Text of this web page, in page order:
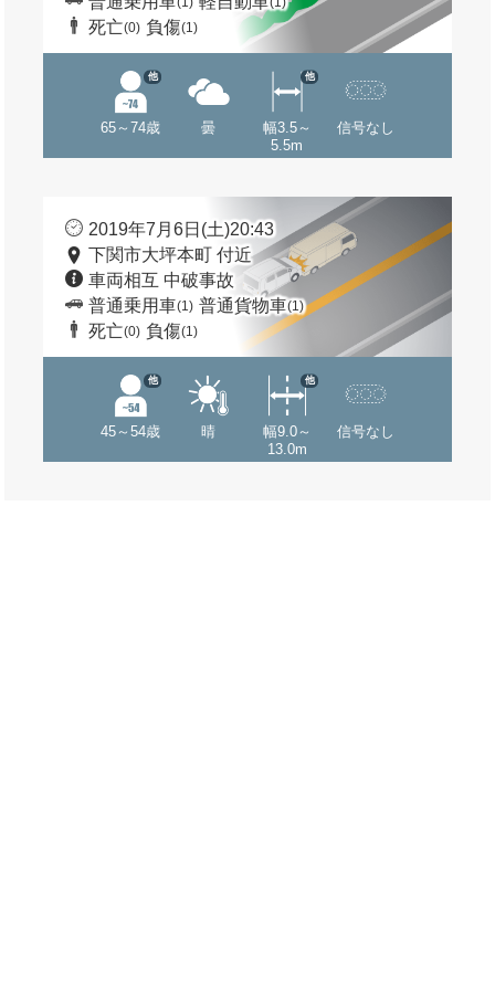
死亡(0) 負傷(1)
65～74歳
他
曇
幅3.5～
5.5m
他
信号なし
2019年7月6日(土)20:43
下関市大坪本町 付近
車両相互 中破事故
普通乗用車(1) 普通貨物車(1)
死亡(0) 負傷(1)
45～54歳
他
晴
幅9.0～
13.0m
他
信号なし